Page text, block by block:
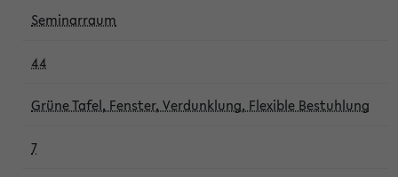
Seminarraum
44
Grüne Tafel, Fenster, Verdunklung, Flexible Bestuhlung
7